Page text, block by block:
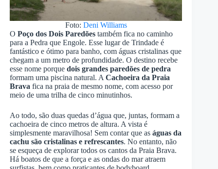
Foto: Deni Williams
O Poço dos Dois Paredões também fica no caminho
para a Pedra que Engole. Esse lugar de Trindade é
fantástico e ótimo para banho, com águas cristalinas que
chegam a um metro de profundidade. O destino recebe
esse nome porque dois grandes paredões de pedra
formam uma piscina natural. A Cachoeira da Praia
Brava fica na praia de mesmo nome, com acesso por
meio de uma trilha de cinco minutinhos.
Ao todo, são duas quedas d’água que, juntas, formam a
cachoeira de cinco metros de altura. A vista é
simplesmente maravilhosa! Sem contar que as águas da
cachu são cristalinas e refrescantes. No entanto, não
se esqueça de explorar todos os cantos da Praia Brava.
Há boatos de que a força e as ondas do mar atraem